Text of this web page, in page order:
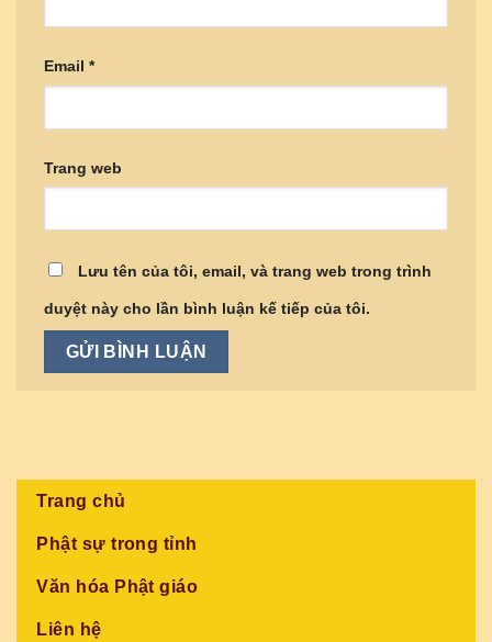
Email *
Trang web
Lưu tên của tôi, email, và trang web trong trình
duyệt này cho lần bình luận kế tiếp của tôi.
Trang chủ
Phật sự trong tỉnh
Văn hóa Phật giáo
Liên hệ